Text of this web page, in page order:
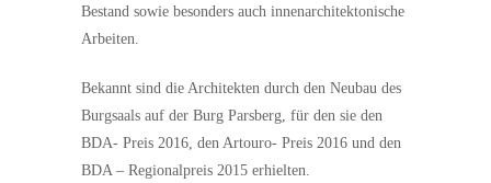
Bestand sowie besonders auch innenarchitektonische
Arbeiten.
Bekannt sind die Architekten durch den Neubau des
Burgsaals auf der Burg Parsberg, für den sie den
BDA- Preis 2016, den Artouro- Preis 2016 und den
BDA – Regionalpreis 2015 erhielten.